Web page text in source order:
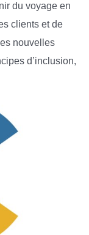
du voyage en
clients et de
nouvelles
d’inclusion,